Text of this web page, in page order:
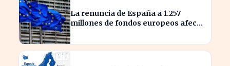
La renuncia de España a 1.257
millones de fondos europeos afecta